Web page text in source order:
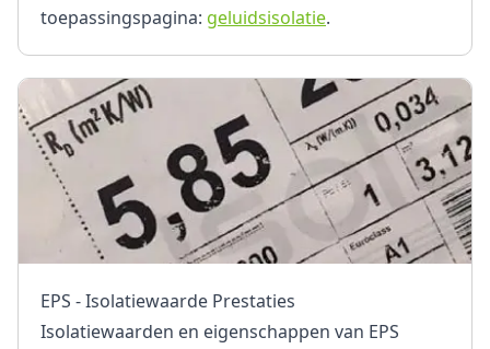
toepassingspagina: geluidsisolatie.
EPS - Isolatiewaarde Prestaties
Isolatiewaarden en eigenschappen van EPS